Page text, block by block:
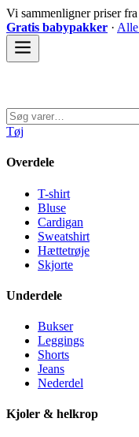
Spring
til
indhold
Vi sammenligner priser
Gratis babypakker ·
Søg
efter:
Tøj
Overdele
T-shirt
Bluse
Cardigan
Sweatshirt
Hættetrøje
Skjorte
Underdele
Bukser
Leggings
Shorts
Jeans
Nederdel
Kjoler & helkrop